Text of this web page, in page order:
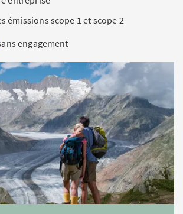
émissions scope 1 et scope 2
engagement